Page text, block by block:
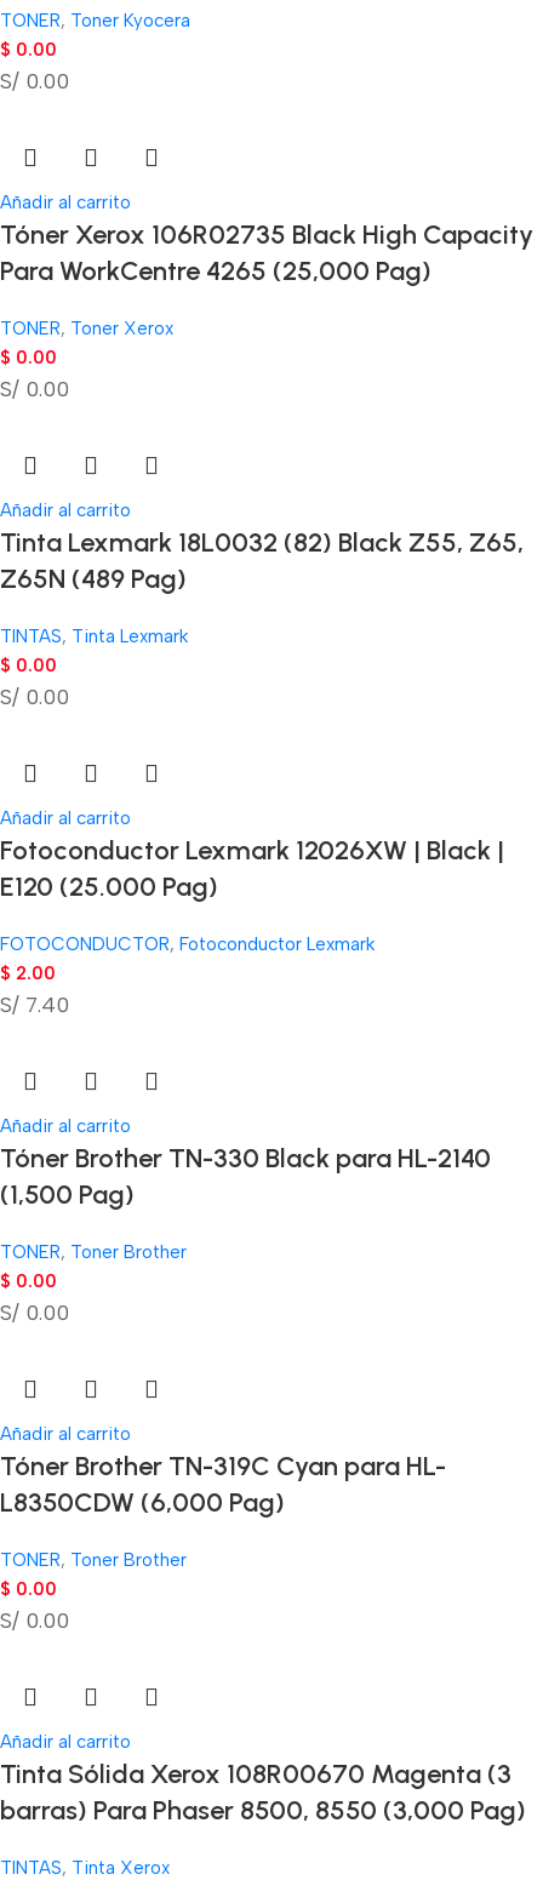
TONER, Toner Kyocera
$ 0.00
S/ 0.00
Añadir al carrito
Tóner Xerox 106R02735 Black High Capacity
Para WorkCentre 4265 (25,000 Pag)
TONER, Toner Xerox
$ 0.00
S/ 0.00
Añadir al carrito
Tinta Lexmark 18L0032 (82) Black Z55, Z65,
Z65N (489 Pag)
TINTAS, Tinta Lexmark
$ 0.00
S/ 0.00
Añadir al carrito
Fotoconductor Lexmark 12026XW | Black |
E120 (25.000 Pag)
FOTOCONDUCTOR, Fotoconductor Lexmark
$ 2.00
S/ 7.40
Añadir al carrito
Tóner Brother TN-330 Black para HL-2140
(1,500 Pag)
TONER, Toner Brother
$ 0.00
S/ 0.00
Añadir al carrito
Tóner Brother TN-319C Cyan para HL-
L8350CDW (6,000 Pag)
TONER, Toner Brother
$ 0.00
S/ 0.00
Añadir al carrito
Tinta Sólida Xerox 108R00670 Magenta (3
barras) Para Phaser 8500, 8550 (3,000 Pag)
TINTAS, Tinta Xerox